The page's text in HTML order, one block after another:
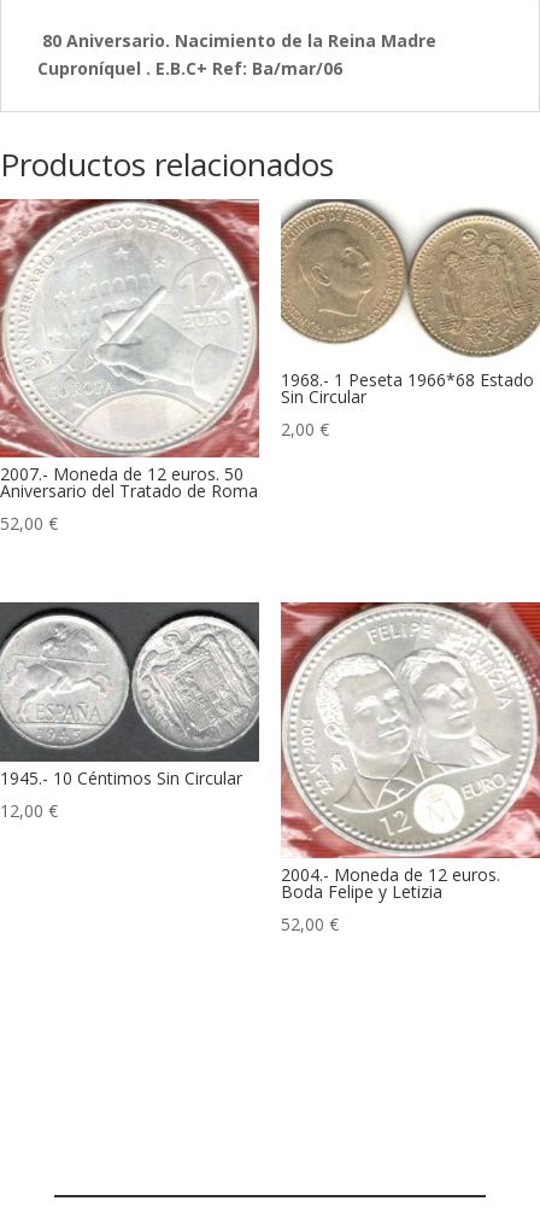
80 Aniversario. Nacimiento de la Reina Madre
Cuproníquel . E.B.C+ Ref: Ba/mar/06
Productos relacionados
2007.- Moneda de 12 euros. 50
Aniversario del Tratado de Roma
52,00 €
1968.- 1 Peseta 1966*68 Estado
Sin Circular
2,00 €
1945.- 10 Céntimos Sin Circular
12,00 €
2004.- Moneda de 12 euros.
Boda Felipe y Letizia
52,00 €